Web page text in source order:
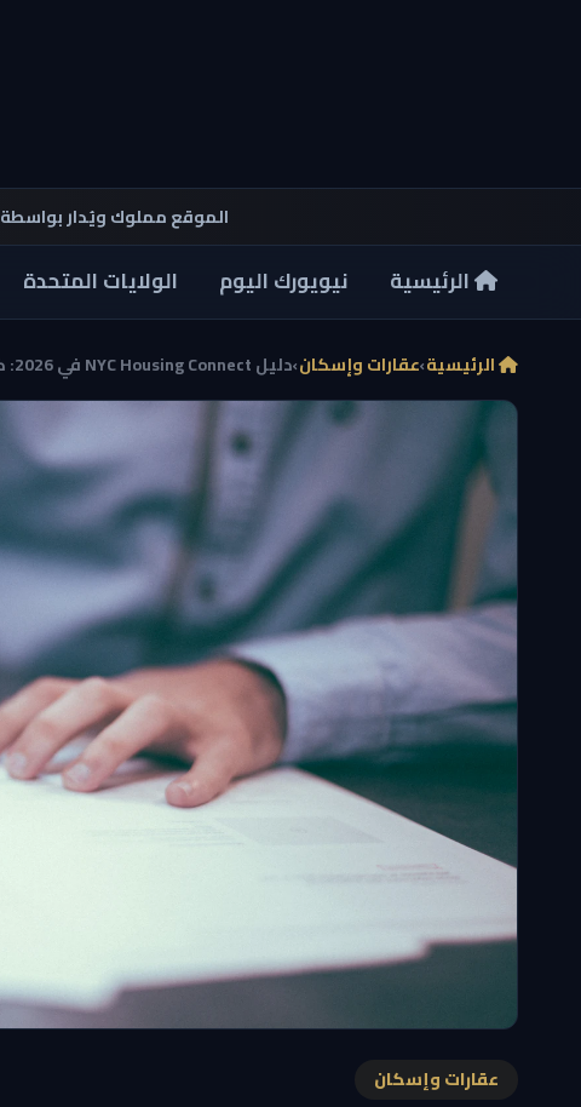
الموقع مملوك ويُدار بواسطة
الرئيسية نيويورك اليوم الولايات المتحدة
الرئيسية›عقارات وإسكان›دليل NYC Housing Connect في 2026: كيف تبحث عن سكن ...
عقارات وإسكان